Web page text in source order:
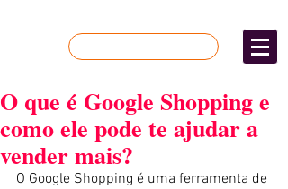
O que é Google Shopping e
como ele pode te ajudar a
vender mais?
O Google Shopping é uma ferramenta de